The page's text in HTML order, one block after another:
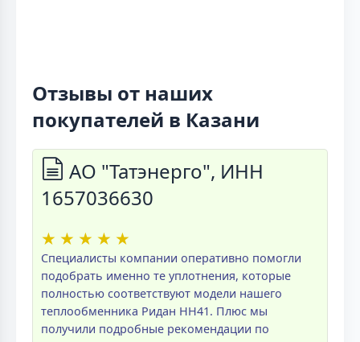
Отзывы от наших
покупателей в Казани
АО "Татэнерго", ИНН
1657036630
★ ★ ★ ★ ★
Специалисты компании оперативно помогли
подобрать именно те уплотнения, которые
полностью соответствуют модели нашего
теплообменника Ридан НН41. Плюс мы
получили подробные рекомендации по